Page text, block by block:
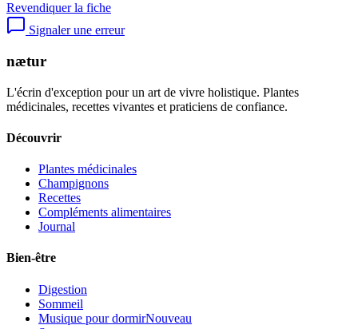
Revendiquer la fiche
Signaler une erreur
nætur
L'écrin d'exception pour un art de vivre holistique. Plantes
médicinales, recettes vivantes et praticiens de confiance.
Découvrir
Plantes médicinales
Champignons
Recettes
Compléments alimentaires
Journal
Bien-être
Digestion
Sommeil
Musique pour dormirNouveau